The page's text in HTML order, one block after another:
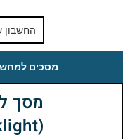
החשבון
מסכים